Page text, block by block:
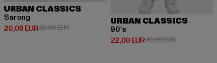
URBAN CLASSICS
Sarong
20,09 EUR
Derzeitiger Preis: 20,09 EUR
29,99 EURAktionspreis: 29,99 EUR
URBAN CLASSICS
90‘s
22,00 EUR
Derzeitiger Preis: 22,00 EUR
49,99 EURAktionspreis: